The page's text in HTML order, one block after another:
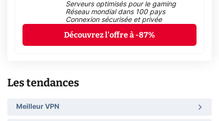
Serveurs optimisés pour le gaming
Réseau mondial dans 100 pays
Connexion sécurisée et privée
Découvrez l'offre à -87%
Les tendances
Meilleur VPN